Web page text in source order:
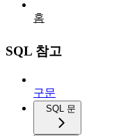
홈
SQL 참고
구문
SQL 문